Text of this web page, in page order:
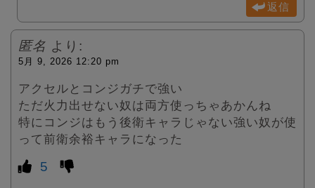
返信
匿名 より:
5月 9, 2026 12:20 pm
アクセルとコンジガチで強い
ただ火力出せない奴は両方使っちゃあかんね
特にコンジはもう後衛キャラじゃない強い奴が使
って前衛余裕キャラになった
5